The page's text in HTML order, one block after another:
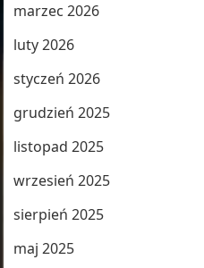
marzec 2026
luty 2026
styczeń 2026
grudzień 2025
listopad 2025
wrzesień 2025
sierpień 2025
maj 2025